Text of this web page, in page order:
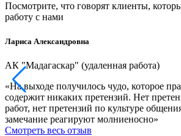
Посмотрите, что говорят клиенты,
работу с нами
Лариса Александровна
АК "Мадагаскар" (удаленная работа)
«На выходе получилось чудо, которое
содержит никаких претензий. Нет
работ, нет претензий по культуре
замечание реагируют молниеносно»
Смотреть весь отзыв